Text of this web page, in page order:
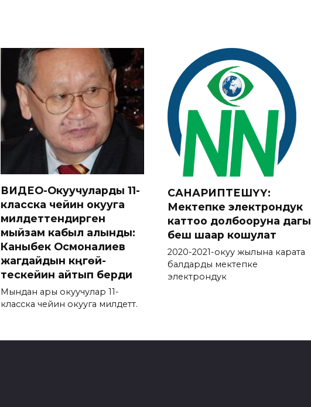
ВИДЕО-Окуучуларды 11-
класска чейин окууга
милдеттендирген
мыйзам кабыл алынды:
Каныбек Осмоналиев
жагдайдын күңгөй-
тескейин айтып берди
Мындан ары окуучулар 11-
класска чейин окууга милдеттүү.
САНАРИПТЕШҮҮ:
Мектепке электрондук
каттоо долбооруна дагы
беш шаар кошулат
2020-2021-окуу жылына карата
балдарды мектепке
электрондук